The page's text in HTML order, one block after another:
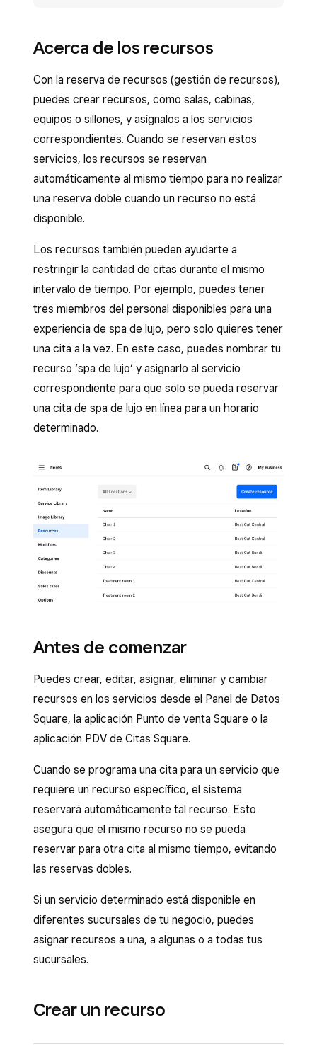
Acerca de los recursos
Con la reserva de recursos (gestión de recursos),
puedes crear recursos, como salas, cabinas,
equipos o sillones, y asígnalos a los servicios
correspondientes. Cuando se reservan estos
servicios, los recursos se reservan
automáticamente al mismo tiempo para no realizar
una reserva doble cuando un recurso no está
disponible.
Los recursos también pueden ayudarte a
restringir la cantidad de citas durante el mismo
intervalo de tiempo. Por ejemplo, puedes tener
tres miembros del personal disponibles para una
experiencia de spa de lujo, pero solo quieres tener
una cita a la vez. En este caso, puedes nombrar tu
recurso ‘spa de lujo’ y asignarlo al servicio
correspondiente para que solo se pueda reservar
una cita de spa de lujo en línea para un horario
determinado.
Antes de comenzar
Puedes crear, editar, asignar, eliminar y cambiar
recursos en los servicios desde el Panel de Datos
Square, la aplicación Punto de venta Square o la
aplicación PDV de Citas Square.
Cuando se programa una cita para un servicio que
requiere un recurso específico, el sistema
reservará automáticamente tal recurso. Esto
asegura que el mismo recurso no se pueda
reservar para otra cita al mismo tiempo, evitando
las reservas dobles.
Si un servicio determinado está disponible en
diferentes sucursales de tu negocio, puedes
asignar recursos a una, a algunas o a todas tus
sucursales.
Crear un recurso